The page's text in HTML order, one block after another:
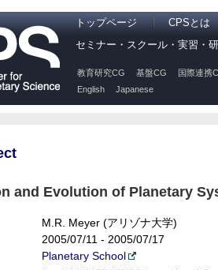
トップページ
CPSとは
セミナー・スクール・実習・
教育研究CG 基盤CG
国際連携
English
Japanese
and Evolution of Planetary
M.R. Meyer (アリゾナ大学)
2005/07/11 - 2005/07/17
Planetary School